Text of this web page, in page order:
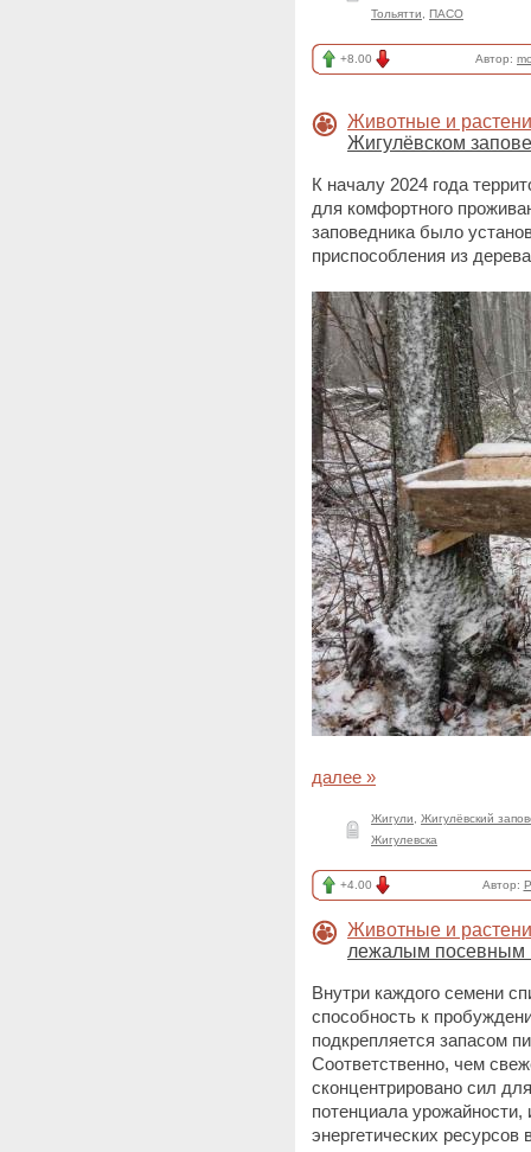
Тольятти
ПАСО
+8.00 Автор:
Животные и
Жигулёвском
К началу 2024 года
для комфортного
заповедника было
приспособления из
далее »
Жигули
Жигулёвский
Жигулевска
+4.00 Автор:
Животные и
лежалым посевным
Внутри каждого семени
способность к
подкрепляется запасом
Соответственно, чем
сконцентрировано сил
потенциала
энергетических